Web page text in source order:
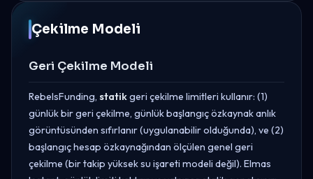
Çekilme Modeli
Geri Çekilme Modeli
RebelsFunding, statikgeri çekilme limitleri kullanır: (1)
günlük bir geri çekilme, günlük başlangıç özkaynak anlık
görüntüsünden sıfırlanır (uygulanabilir olduğunda), ve (2)
başlangıç hesap özkaynağından ölçülen genel geri
çekilme (bir takip yüksek su işareti modeli değil). Elmas